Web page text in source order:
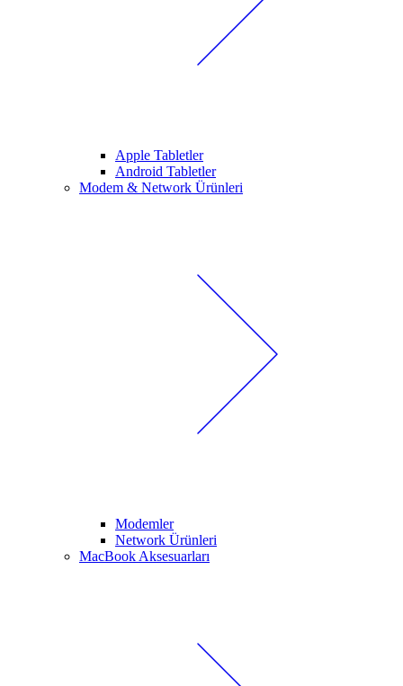
Apple Tabletler
Android Tabletler
Modem & Network Ürünleri
Modemler
Network Ürünleri
MacBook Aksesuarları